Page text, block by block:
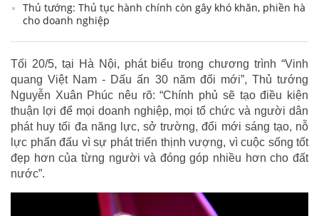
Thủ tướng: Thủ tục hành chính còn gây khó khăn, phiền hà
cho doanh nghiệp
Tối 20/5, tại Hà Nội, phát biểu trong chương trình “Vinh
quang Việt Nam - Dấu ấn 30 năm đổi mới”, Thủ tướng
Nguyễn Xuân Phúc nêu rõ: “Chính phủ sẽ tạo điều kiện
thuận lợi để mọi doanh nghiệp, mọi tổ chức và người dân
phát huy tối đa năng lực, sở trường, đổi mới sáng tạo, nỗ
lực phấn đấu vì sự phát triển thịnh vượng, vì cuộc sống tốt
đẹp hơn của từng người và đóng góp nhiều hơn cho đất
nước”.